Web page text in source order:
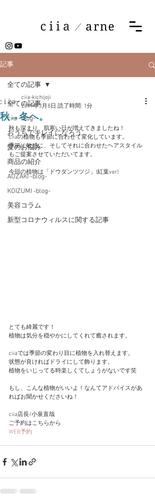
記事
全ての記事
ciia -blog-
おうちでキレイになろう
髪のお悩み
商品の紹介
AOZAKI -blog-
KOIZUMI -blog-
美容コラム
新型コロナウィルスに関する記事
全ての記事
秋→冬へ。
ciia-kichijoji
2019年3月8日 読了時間: 1分
秋も深まり、肌寒い日が増えてきましたね！
ciiaの植物も季節に合わせて変化しています。
季節に敏感に、そしてそれに合わせたヘアスタイル
もご提案させていただいてます。
今回の植物は「ドウダンツツジ」(紅葉ver)
とても綺麗です！
植物は気分を穏やかにしてくれて癒されます。
ciiaでは季節の変わり目に植物を入れ替えます。
状態が良ければドライにして飾ります。
植物をいじってる時楽しくてしょうがないです笑
もし、こんな植物がいいよ！なんてアドバイスがあ
ればお聞かせくださいね！
ciia店長/小泉直哉
ご予約はこちらから
WEB予約